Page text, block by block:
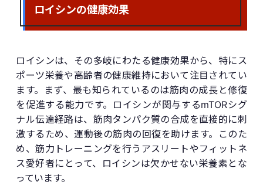
ロイシンの健康効果
ロイシンは、その多岐にわたる健康効果から、特にス
ポーツ栄養や高齢者の健康維持において注目されてい
ます。まず、最も知られているのは筋肉の成長と修復
を促進する能力です。ロイシンが関与するmTORシグ
ナル伝達経路は、筋肉タンパク質の合成を直接的に刺
激するため、運動後の筋肉の回復を助けます。このた
め、筋力トレーニングを行うアスリートやフィットネ
ス愛好者にとって、ロイシンは欠かせない栄養素とな
っています。